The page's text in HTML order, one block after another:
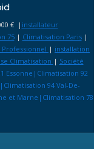
€ | installateur
75| Climatisation Paris|
| installation
Climatisation | Société
Essonne|Climatisation 92
94 Val-De-
et Marne|Climatisation 78